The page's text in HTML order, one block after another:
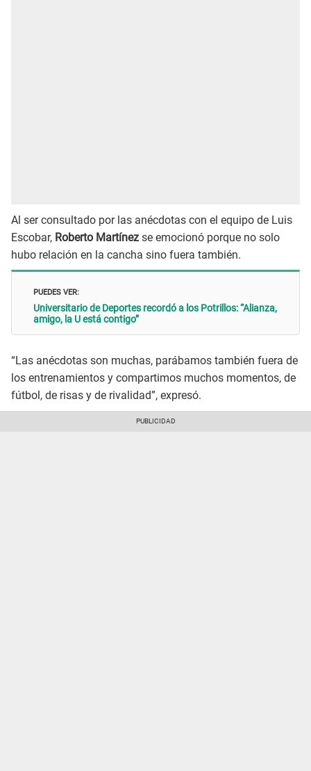
Al ser consultado por las anécdotas con el equipo de Luis
Escobar, Roberto Martínez se emocionó porque no solo
hubo relación en la cancha sino fuera también.
PUEDES VER:
Universitario de Deportes recordó a los Potrillos: “Alianza,
amigo, la U está contigo”
“Las anécdotas son muchas, parábamos también fuera de
los entrenamientos y compartimos muchos momentos, de
fútbol, de risas y de rivalidad”, expresó.